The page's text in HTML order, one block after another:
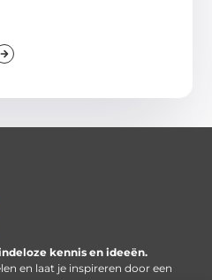
kennis en ideeën.
en laat je inspireren door een